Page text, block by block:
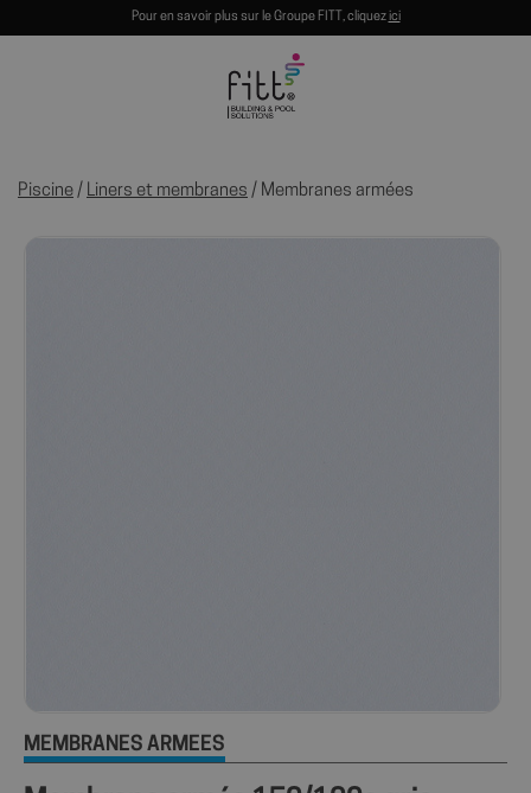
Pour en savoir plus sur le Groupe FITT, cliquezici
Piscine / Liners et membranes / Membranes armées
MEMBRANES ARMÉES